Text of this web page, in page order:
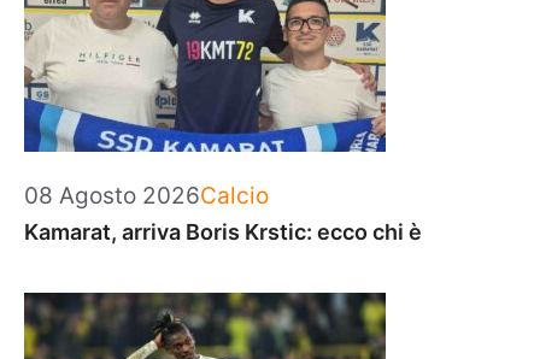
08 Agosto 2026Categorie
Calcio
Kamarat, arriva Boris Krstic: ecco chi è